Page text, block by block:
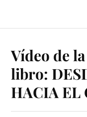
Vídeo de
libro:
HACIA EL